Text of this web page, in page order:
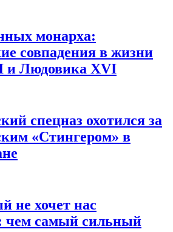
монарха:
совпадения в жизни
и Людовика XVI
спецназ охотился за
«Стингером» в
не хочет нас
чем самый сильный